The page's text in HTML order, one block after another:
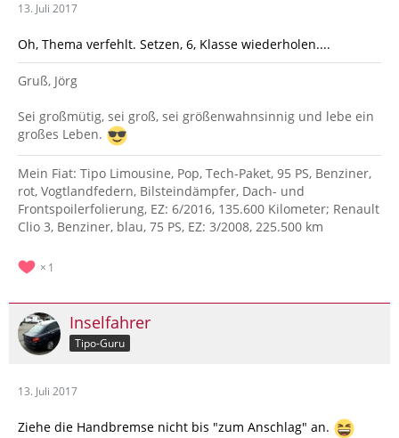
13. Juli 2017
Oh, Thema verfehlt. Setzen, 6, Klasse wiederholen....
Gruß, Jörg
Sei großmütig, sei groß, sei größenwahnsinnig und lebe ein
großes Leben.
Mein Fiat: Tipo Limousine, Pop, Tech-Paket, 95 PS, Benziner,
rot, Vogtlandfedern, Bilsteindämpfer, Dach- und
Frontspoilerfolierung, EZ: 6/2016, 135.600 Kilometer; Renault
Clio 3, Benziner, blau, 75 PS, EZ: 3/2008, 225.500 km
1
Inselfahrer
Tipo-Guru
13. Juli 2017
Ziehe die Handbremse nicht bis "zum Anschlag" an.